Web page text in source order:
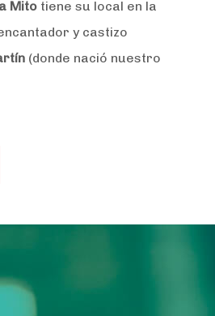
Mito tiene su local en la
y castizo
(donde nació nuestro